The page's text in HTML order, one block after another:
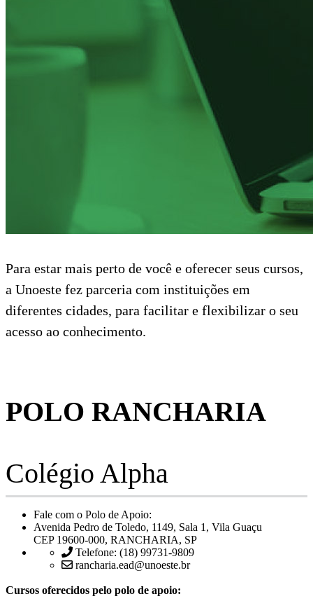
Para estar mais perto de você e oferecer seus cursos,
a Unoeste fez parceria com instituições em
diferentes cidades, para facilitar e flexibilizar o seu
acesso ao conhecimento.
POLO RANCHARIA
Colégio Alpha
Fale com o Polo de Apoio:
Avenida Pedro de Toledo, 1149, Sala 1, Vila Guaçu
CEP 19600-000, RANCHARIA, SP
Telefone: (18) 99731-9809
rancharia.ead@unoeste.br
Cursos oferecidos pelo polo de apoio: